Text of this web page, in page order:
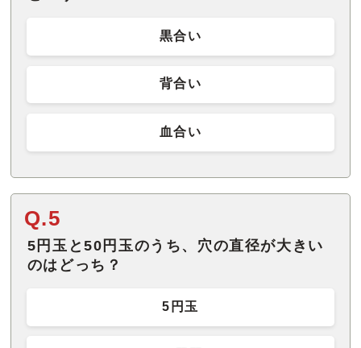
黒合い
背合い
血合い
Q.5
5円玉と50円玉のうち、穴の直径が大きい
のはどっち？
5円玉